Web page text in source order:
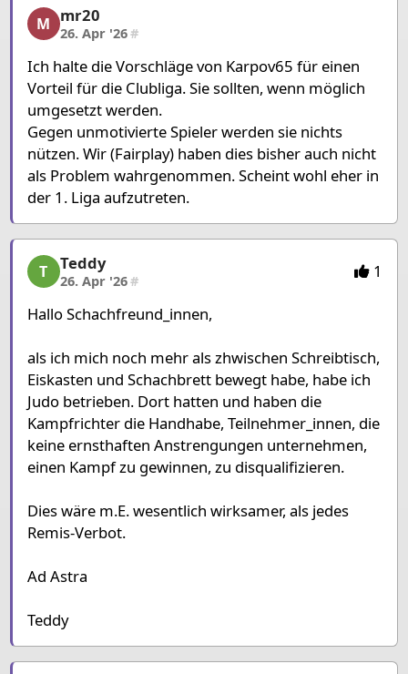
mr20, 8/15, 26. Apr '26
M mr20
26. Apr '26#
Ich halte die Vorschläge von Karpov65 für einen
Vorteil für die Clubliga. Sie sollten, wenn möglich
umgesetzt werden.
Gegen unmotivierte Spieler werden sie nichts
nützen. Wir (Fairplay) haben dies bisher auch nicht
als Problem wahrgenommen. Scheint wohl eher in
der 1. Liga aufzutreten.
Teddy, 9/15, 26. Apr '26
T Teddy
26. Apr '26# 1
Hallo Schachfreund_innen,
als ich mich noch mehr als zhwischen Schreibtisch,
Eiskasten und Schachbrett bewegt habe, habe ich
Judo betrieben. Dort hatten und haben die
Kampfrichter die Handhabe, Teilnehmer_innen, die
keine ernsthaften Anstrengungen unternehmen,
einen Kampf zu gewinnen, zu disqualifizieren.
Dies wäre m.E. wesentlich wirksamer, als jedes
Remis-Verbot.
Ad Astra
Teddy